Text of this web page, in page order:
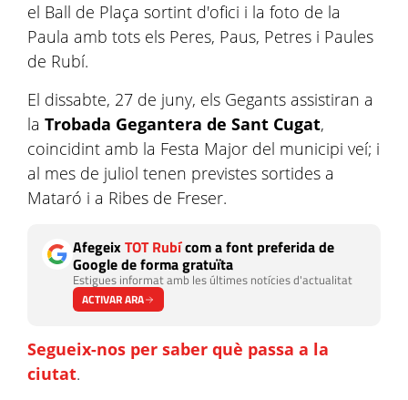
el Ball de Plaça sortint d'ofici i la foto de la
Paula amb tots els Peres, Paus, Petres i Paules
de Rubí.
El dissabte, 27 de juny, els Gegants assistiran a
la Trobada Gegantera de Sant Cugat,
coincidint amb la Festa Major del municipi veí; i
al mes de juliol tenen previstes sortides a
Mataró i a Ribes de Freser.
AfegeixTOT Rubícom a font preferida de
Google de forma gratuïta
Estigues informat amb les últimes notícies d'actualitat
ACTIVAR ARA
Segueix-nos per saber què passa a la
ciutat.